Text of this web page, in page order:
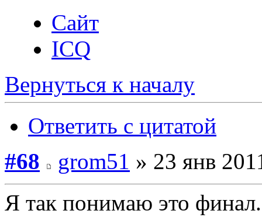
Сайт
ICQ
Вернуться к началу
Ответить с цитатой
#68
grom51 » 23 янв
Я так понимаю это